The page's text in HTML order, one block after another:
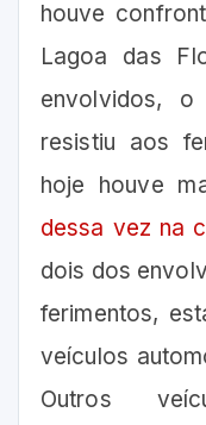
houve
Lagoa das
envolvidos,
resistiu aos
hoje houve
dessa vez na
dois dos
ferimentos,
veículos
Outros